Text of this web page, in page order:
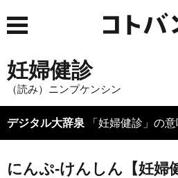
妊婦健診
（読み）ニンプケンシン
デジタル大辞泉 「妊婦健診」の
にんぷ‐けんしん【妊婦